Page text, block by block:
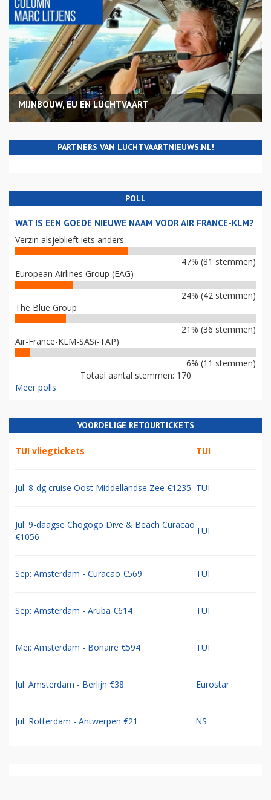
MIJNBOUW, EU EN LUCHTVAART
PARTNERS VAN LUCHTVAARTNIEUWS.NL!
POLL
WAT IS EEN GOEDE NIEUWE NAAM VOOR AIR FRANCE-KLM?
Verzin alsjeblieft iets anders
47% (81 stemmen)
European Airlines Group (EAG)
24% (42 stemmen)
The Blue Group
21% (36 stemmen)
Air-France-KLM-SAS(-TAP)
6% (11 stemmen)
Totaal aantal stemmen: 170
Meer polls
VOORDELIGE RETOURTICKETS
TUI vliegtickets TUI
Jul: 8-dg cruise Oost Middellandse Zee €1235 TUI
Jul: 9-daagse Chogogo Dive & Beach Curacao
€1056
TUI
Sep: Amsterdam - Curacao €569 TUI
Sep: Amsterdam - Aruba €614 TUI
Mei: Amsterdam - Bonaire €594 TUI
Jul: Amsterdam - Berlijn €38 Eurostar
Jul: Rotterdam - Antwerpen €21 NS